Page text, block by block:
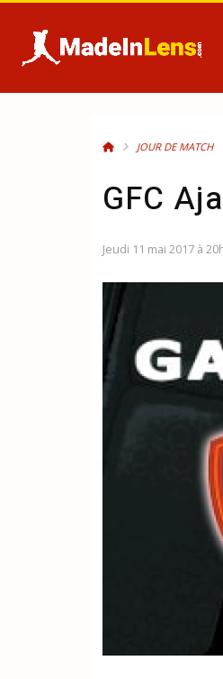
JOUR DE MATCH
GFC
Jeudi 11 mai 2017 à